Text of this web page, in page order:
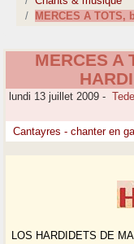
MERCES A TOTS,
MERCES A
lundi 13 juillet 2009 -
Cantayres - chanter en
LOS HARDIDETS DE